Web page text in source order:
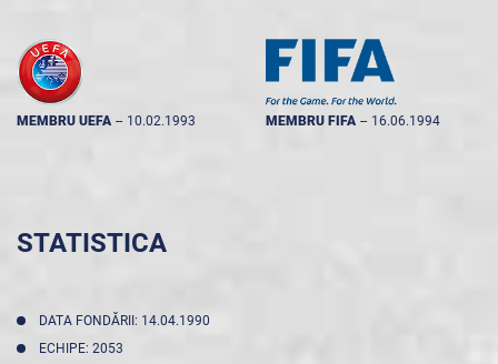
MEMBRU UEFA -- 10.02.1993 MEMBRU FIFA -- 16.06.1994
STATISTICA
DATA FONDĂRII: 14.04.1990
ECHIPE: 2053